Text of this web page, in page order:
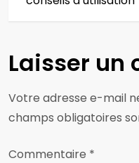
g
a
t
i
Laisser un
Votre adresse e-mail
champs obligatoires
Commentaire *